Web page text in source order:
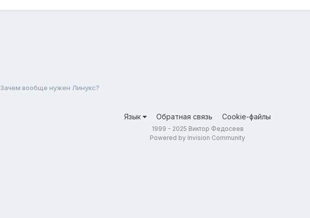
Зачем вообще нужен Линукс?
Язык Обратная связь Cookie-файлы
1999 - 2025 Виктор Федосеев
Powered by Invision Community